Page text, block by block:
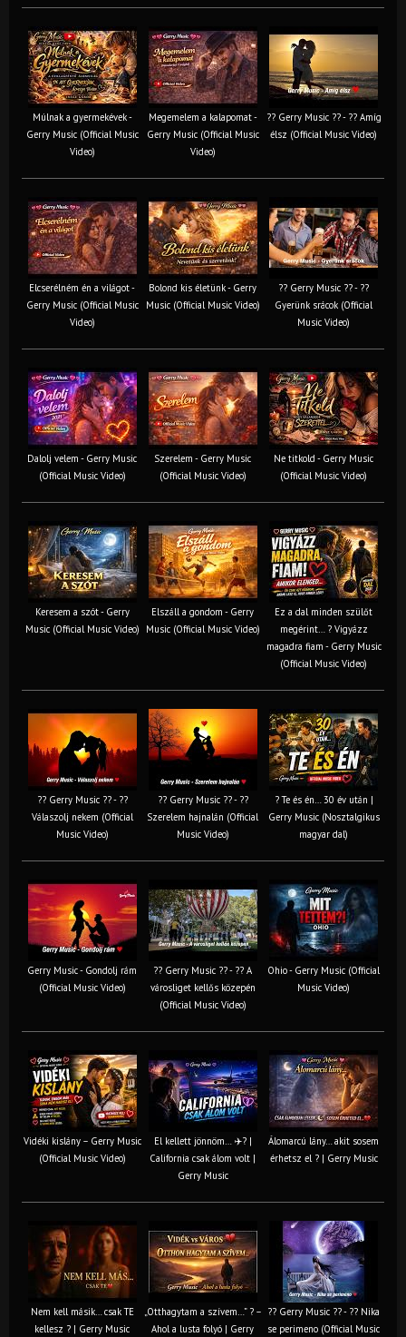
Múlnak a gyermekévek -
Gerry Music (Official Music
Video)
Megemelem a kalapomat -
Gerry Music (Official Music
Video)
?? Gerry Music ?? - ?? Amíg
élsz (Official Music Video)
Elcserélném én a világot -
Gerry Music (Official Music
Video)
Bolond kis életünk - Gerry
Music (Official Music Video)
?? Gerry Music ?? - ??
Gyerünk srácok (Official
Music Video)
Dalolj velem - Gerry Music
(Official Music Video)
Szerelem - Gerry Music
(Official Music Video)
Ne titkold - Gerry Music
(Official Music Video)
Keresem a szót - Gerry
Music (Official Music Video)
Elszáll a gondom - Gerry
Music (Official Music Video)
Ez a dal minden szülőt
megérint… ? Vigyázz
magadra fiam - Gerry Music
(Official Music Video)
?? Gerry Music ?? - ??
Válaszolj nekem (Official
Music Video)
?? Gerry Music ?? - ??
Szerelem hajnalán (Official
Music Video)
? Te és én… 30 év után |
Gerry Music (Nosztalgikus
magyar dal)
Gerry Music - Gondolj rám
(Official Music Video)
?? Gerry Music ?? - ?? A
városliget kellős közepén
(Official Music Video)
Ohio - Gerry Music (Official
Music Video)
Vidéki kislány – Gerry Music
(Official Music Video)
El kellett jönnöm… ✈️? |
California csak álom volt |
Gerry Music
Álomarcú lány… akit sosem
érhetsz el ? | Gerry Music
Nem kell másik… csak TE
kellesz ? | Gerry Music
„Otthagytam a szívem…” ? –
Ahol a lusta folyó | Gerry
?? Gerry Music ?? - ?? Nika
se perimeno (Official Music